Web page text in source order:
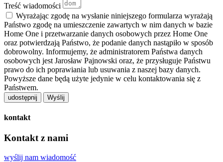
Treść wiadomości
Wyrażając zgodę na wysłanie niniejszego formularza wyrażają
Państwo zgodę na umieszczenie zawartych w nim danych w bazie
Home One i przetwarzanie danych osobowych przez Home One
oraz potwierdzają Państwo, że podanie danych nastąpiło w sposób
dobrowolny. Informujemy, że administratorem Państwa danych
osobowych jest Jarosław Pajnowski oraz, że przysługuje Państwu
prawo do ich poprawiania lub usuwania z naszej bazy danych.
Powyższe dane będą użyte jedynie w celu kontaktowania się z
Państwem.
udostępnij
kontakt
Kontakt z nami
wyślij nam wiadomość